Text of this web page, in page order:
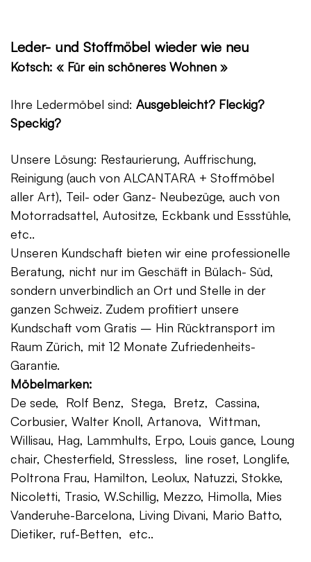
Leder- und Stoffmöbel wieder wie neu
Kotsch: « Für ein schöneres Wohnen »
Ihre Ledermöbel sind: Ausgebleicht? Fleckig?
Speckig?
Unsere Lösung: Restaurierung, Auffrischung,
Reinigung (auch von ALCANTARA + Stoffmöbel
aller Art), Teil- oder Ganz- Neubezüge, auch von
Motorradsattel, Autositze, Eckbank und Essstühle,
etc..
Unseren Kundschaft bieten wir eine professionelle
Beratung, nicht nur im Geschäft in Bülach- Süd,
sondern unverbindlich an Ort und Stelle in der
ganzen Schweiz. Zudem profitiert unsere
Kundschaft vom Gratis – Hin Rücktransport im
Raum Zürich, mit 12 Monate Zufriedenheits-
Garantie.
Möbelmarken:
De sede, Rolf Benz, Stega, Bretz, Cassina,
Corbusier, Walter Knoll, Artanova, Wittman,
Willisau, Hag, Lammhults, Erpo, Louis gance, Loung
chair, Chesterfield, Stressless, line roset, Longlife,
Poltrona Frau, Hamilton, Leolux, Natuzzi, Stokke,
Nicoletti, Trasio, W.Schillig, Mezzo, Himolla, Mies
Vanderuhe-Barcelona, Living Divani, Mario Batto,
Dietiker, ruf-Betten, etc..